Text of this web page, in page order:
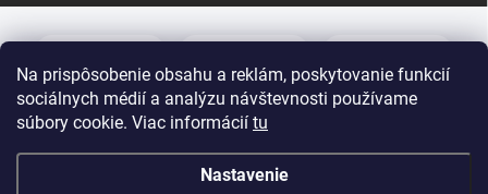
Na prispôsobenie obsahu a reklám, poskytovanie funkcií
sociálnych médií a analýzu návštevnosti používame
súbory cookie. Viac informácií tu
Nastavenie